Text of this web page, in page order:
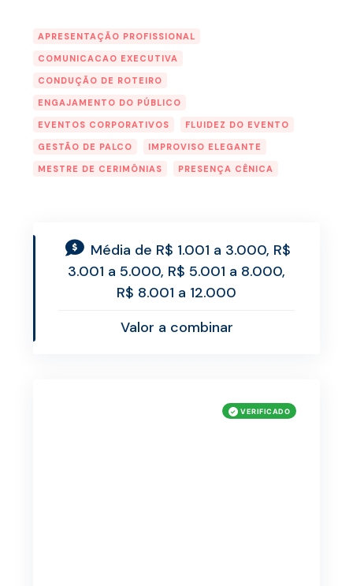
APRESENTAÇÃO PROFISSIONAL
COMUNICACAO EXECUTIVA
CONDUÇÃO DE ROTEIRO
ENGAJAMENTO DO PÚBLICO
EVENTOS CORPORATIVOS
FLUIDEZ DO EVENTO
GESTÃO DE PALCO
IMPROVISO ELEGANTE
MESTRE DE CERIMÔNIAS
PRESENÇA CÊNICA
Média de R$ 1.001 a 3.000, R$
3.001 a 5.000, R$ 5.001 a 8.000,
R$ 8.001 a 12.000
Valor a combinar